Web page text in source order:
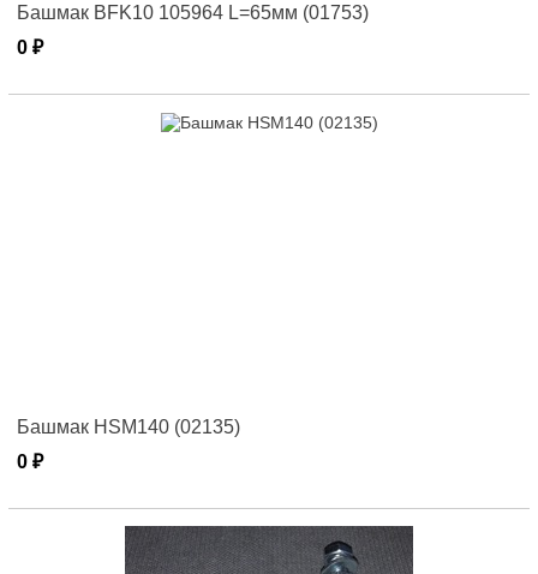
Башмак BFK10 105964 L=65мм (01753)
0 ₽
Башмак HSM140 (02135)
0 ₽